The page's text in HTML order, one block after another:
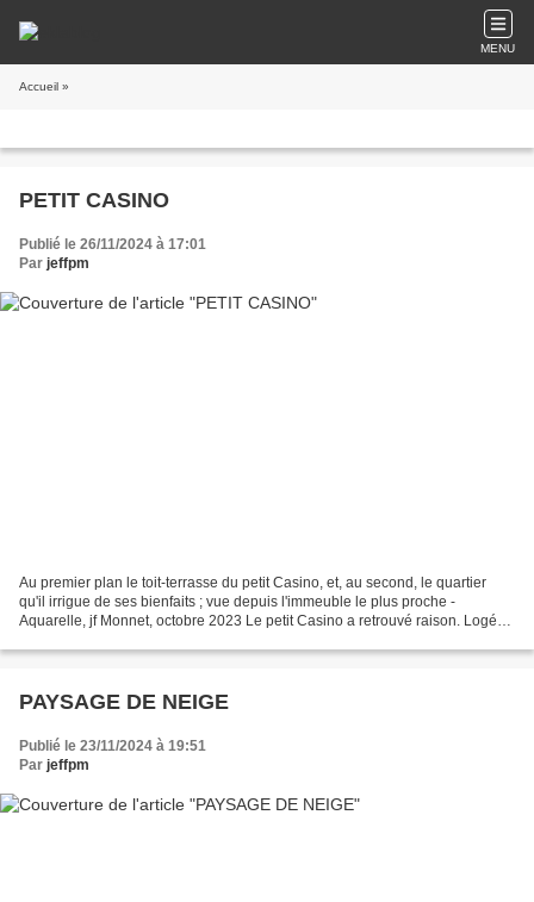
MENU
Accueil »
PETIT CASINO
Publié le 26/11/2024 à 17:01
Par jeffpm
Au premier plan le toit-terrasse du petit Casino, et, au second, le quartier
qu'il irrigue de ses bienfaits ; vue depuis l'immeuble le plus proche -
Aquarelle, jf Monnet, octobre 2023 Le petit Casino a retrouvé raison. Logé
PAYSAGE DE NEIGE
Publié le 23/11/2024 à 19:51
Par jeffpm